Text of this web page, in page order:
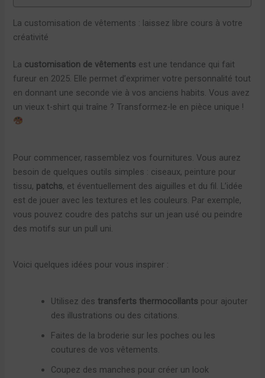
La customisation de vêtements : laissez libre cours à votre
créativité
La customisation de vêtements est une tendance qui fait
fureur en 2025. Elle permet d’exprimer votre personnalité tout
en donnant une seconde vie à vos anciens habits. Vous avez
un vieux t-shirt qui traîne ? Transformez-le en pièce unique !
Pour commencer, rassemblez vos fournitures. Vous aurez
besoin de quelques outils simples : ciseaux, peinture pour
tissu, patchs, et éventuellement des aiguilles et du fil. L’idée
est de jouer avec les textures et les couleurs. Par exemple,
vous pouvez coudre des patchs sur un jean usé ou peindre
des motifs sur un pull uni.
Voici quelques idées pour vous inspirer :
Utilisez destransferts thermocollants pour ajouter
des illustrations ou des citations.
Faites de la broderie sur les poches ou les
coutures de vos vêtements.
Coupez des manches pour créer un look